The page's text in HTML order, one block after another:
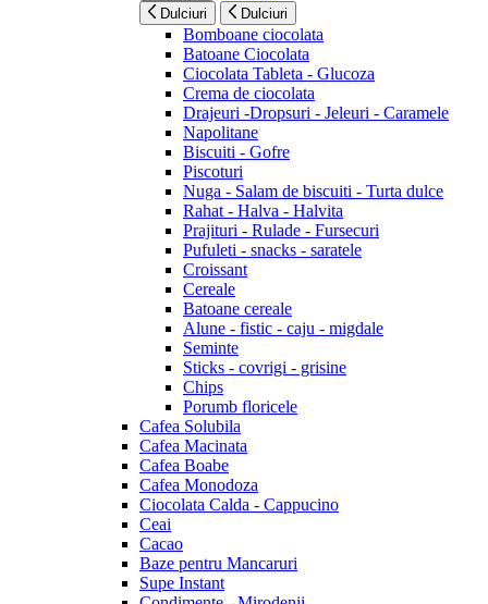
Dulciuri Dulciuri
Bomboane ciocolata
Batoane Ciocolata
Ciocolata Tableta - Glucoza
Crema de ciocolata
Drajeuri -Dropsuri - Jeleuri - Caramele
Napolitane
Biscuiti - Gofre
Piscoturi
Nuga - Salam de biscuiti - Turta dulce
Rahat - Halva - Halvita
Prajituri - Rulade - Fursecuri
Pufuleti - snacks - saratele
Croissant
Cereale
Batoane cereale
Alune - fistic - caju - migdale
Seminte
Sticks - covrigi - grisine
Chips
Porumb floricele
Cafea Solubila
Cafea Macinata
Cafea Boabe
Cafea Monodoza
Ciocolata Calda - Cappucino
Ceai
Cacao
Baze pentru Mancaruri
Supe Instant